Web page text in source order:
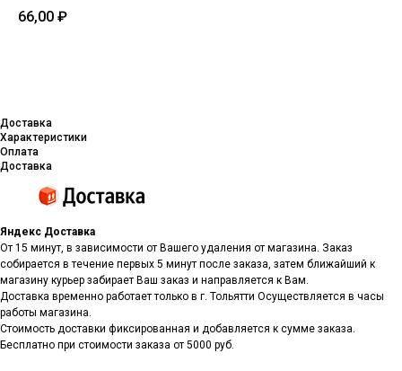
66,00 ₽
Доставка
Характеристики
Оплата
Доставка
Яндекс Доставка
От 15 минут, в зависимости от Вашего удаления от магазина. Заказ
собирается в течение первых 5 минут после заказа, затем ближайший к
магазину курьер забирает Ваш заказ и направляется к Вам.
Доставка временно работает только в г. Тольятти Осуществляется в часы
работы магазина.
Стоимость доставки фиксированная и добавляется к сумме заказа.
Бесплатно при стоимости заказа от 5000 руб.